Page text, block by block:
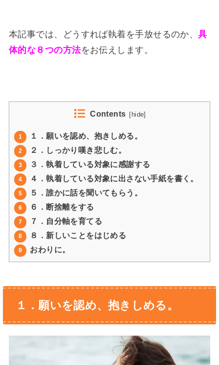
本記事では、どうすれば執着を手放せるのか、具
体的な８つの方法をお伝えします。
Contents hide
1 １．願いを認め、抱きしめる。
2 ２．しっかり嘆き悲しむ。
3 ３．執着している対象に感謝する
4 ４．執着している対象に出さない手紙を書く。
5 ５．誰かに話を聞いてもらう。
6 ６．断捨離をする
7 ７．自分軸を育てる
8 ８．新しいことをはじめる
9 おわりに。
１．願いを認め、抱きしめる。